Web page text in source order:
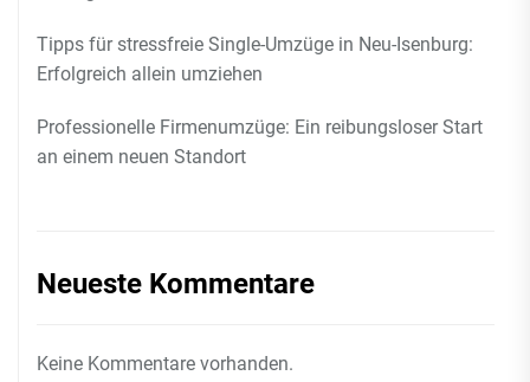
Tipps für stressfreie Single-Umzüge in Neu-Isenburg:
Erfolgreich allein umziehen
Professionelle Firmenumzüge: Ein reibungsloser Start
an einem neuen Standort
Neueste Kommentare
Keine Kommentare vorhanden.